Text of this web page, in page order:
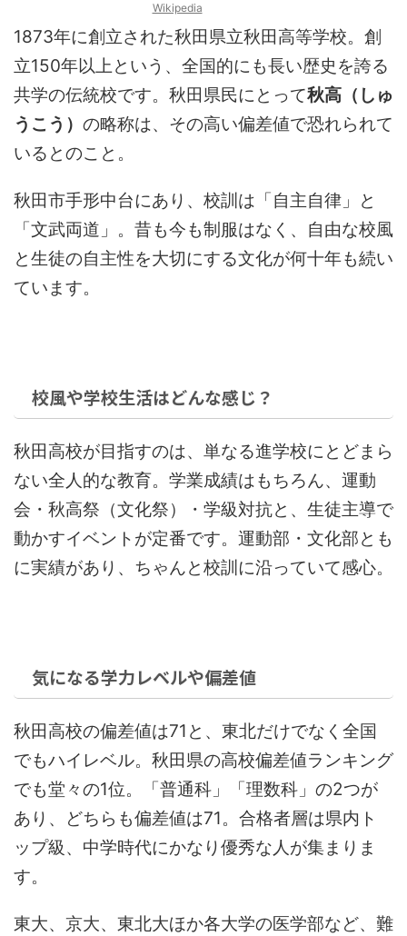
Wikipedia
1873年に創立された秋田県立秋田高等学校。創
立150年以上という、全国的にも長い歴史を誇る
共学の伝統校です。秋田県民にとって秋高（しゅ
うこう） の略称は、その高い偏差値で恐れられて
いるとのこと。
秋田市手形中台にあり、校訓は「自主自律」と
「文武両道」。昔も今も制服はなく、自由な校風
と生徒の自主性を大切にする文化が何十年も続い
ています。
校風や学校生活はどんな感じ？
秋田高校が目指すのは、単なる進学校にとどまら
ない全人的な教育。学業成績はもちろん、運動
会・秋高祭（文化祭）・学級対抗と、生徒主導で
動かすイベントが定番です。運動部・文化部とも
に実績があり、ちゃんと校訓に沿っていて感心。
気になる学力レベルや偏差値
秋田高校の偏差値は71と、東北だけでなく全国
でもハイレベル。秋田県の高校偏差値ランキング
でも堂々の1位。「普通科」「理数科」の2つが
あり、どちらも偏差値は71。合格者層は県内ト
ップ級、中学時代にかなり優秀な人が集まりま
す。
東大、京大、東北大ほか各大学の医学部など、難